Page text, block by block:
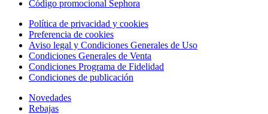
Código promocional Sephora
Política de privacidad y cookies
Preferencia de cookies
Aviso legal y Condiciones Generales de Uso
Condiciones Generales de Venta
Condiciones Programa de Fidelidad
Condiciones de publicación
Novedades
Rebajas